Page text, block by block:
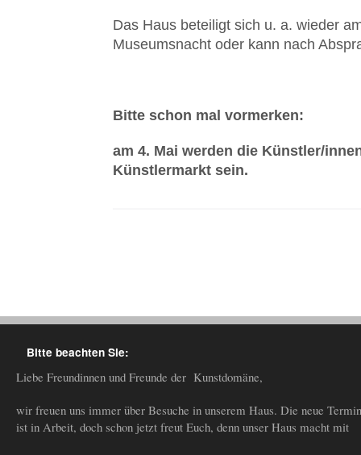
Das Haus beteiligt sich u. a. wieder
Museumsnacht oder kann nach
Bitte schon mal vormerken:
am 4. Mai werden die Künstler/
Künstlermarkt sein.
Bitte beachten Sie:
Liebe Freundinnen und Freunde der Kunstdomäne,
wir freuen uns immer über Besuche in unserem Haus. Die neue
ist in Arbeit, doch schon jetzt freut Euch, denn unser Haus macht mit